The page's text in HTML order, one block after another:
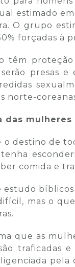
estimado
O grupo
forçadas à
têm
serão presas
norte-
das
o destino de
tenha
comida e
mas o
que as
traficadas
pela